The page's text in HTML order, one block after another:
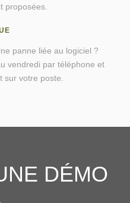
proposées.
panne liée au logiciel ?
vendredi par téléphone et
sur votre poste.
DÉMO